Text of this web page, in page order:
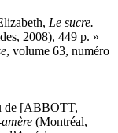
Le sucre.
2008), 449 p. »
, volume 63, numéro
de [ABBOTT,
(Montréal,